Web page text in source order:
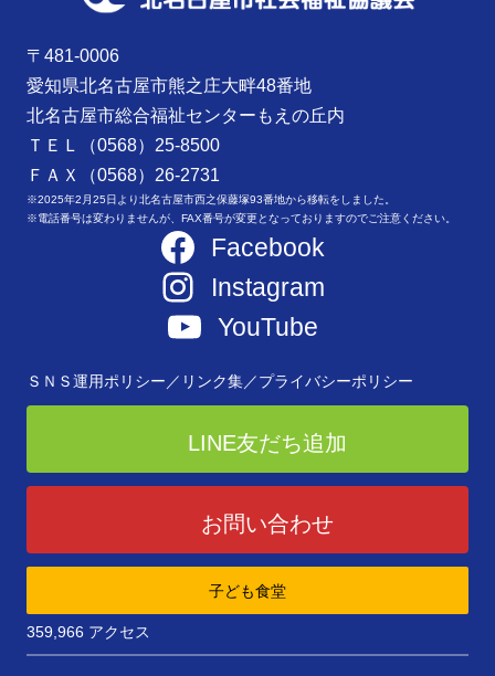
〒481-0006
愛知県北名古屋市熊之庄大畔48番地
北名古屋市総合福祉センターもえの丘内
ＴＥＬ（0568）25-8500
ＦＡＸ（0568）26-2731
※2025年2月25日より北名古屋市西之保藤塚93番地から移転をしました。
※電話番号は変わりませんが、FAX番号が変更となっておりますのでご注意ください。
Facebook
Instagram
YouTube
ＳＮＳ運用ポリシー／ リンク集／プライバシーポリシー
LINE友だち追加
お問い合わせ
子ども食堂
359,966 アクセス